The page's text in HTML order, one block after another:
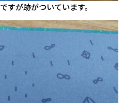
すが跡がついています。